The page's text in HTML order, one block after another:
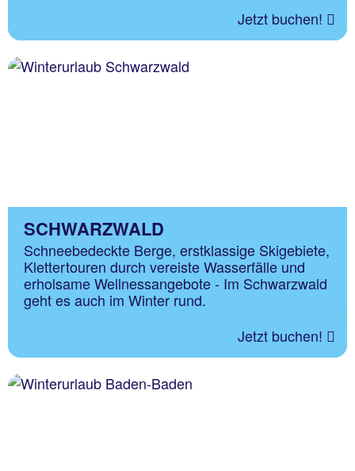
Jetzt buchen!
SCHWARZWALD
Schneebedeckte Berge, erstklassige Skigebiete,
Klettertouren durch vereiste Wasserfälle und
erholsame Wellnessangebote - Im Schwarzwald
geht es auch im Winter rund.
Jetzt buchen!